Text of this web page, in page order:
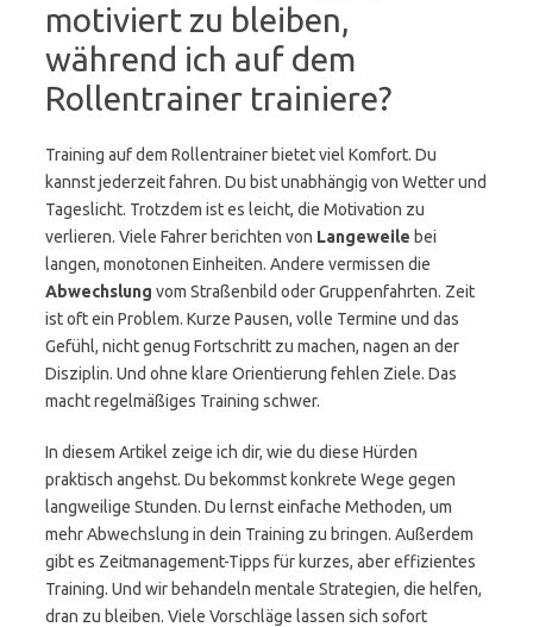
motiviert zu bleiben,
während ich auf dem
Rollentrainer trainiere?
Training auf dem Rollentrainer bietet viel Komfort. Du
kannst jederzeit fahren. Du bist unabhängig von Wetter und
Tageslicht. Trotzdem ist es leicht, die Motivation zu
verlieren. Viele Fahrer berichten von Langeweile bei
langen, monotonen Einheiten. Andere vermissen die
Abwechslung vom Straßenbild oder Gruppenfahrten. Zeit
ist oft ein Problem. Kurze Pausen, volle Termine und das
Gefühl, nicht genug Fortschritt zu machen, nagen an der
Disziplin. Und ohne klare Orientierung fehlen Ziele. Das
macht regelmäßiges Training schwer.
In diesem Artikel zeige ich dir, wie du diese Hürden
praktisch angehst. Du bekommst konkrete Wege gegen
langweilige Stunden. Du lernst einfache Methoden, um
mehr Abwechslung in dein Training zu bringen. Außerdem
gibt es Zeitmanagement-Tipps für kurzes, aber effizientes
Training. Und wir behandeln mentale Strategien, die helfen,
dran zu bleiben. Viele Vorschläge lassen sich sofort